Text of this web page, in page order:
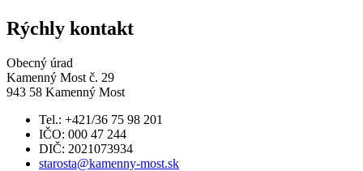
Rýchly kontakt
Obecný úrad
Kamenný Most č. 29
943 58 Kamenný Most
Tel.: +421/36 75 98 201
IČO: 000 47 244
DIČ: 2021073934
starosta@kamenny-most.sk